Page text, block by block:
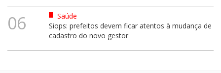
06
Saúde
Siops: prefeitos devem ficar atentos à mudança de
cadastro do novo gestor